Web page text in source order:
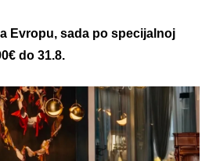
Evropu, sada po specijalnoj
do 31.8.